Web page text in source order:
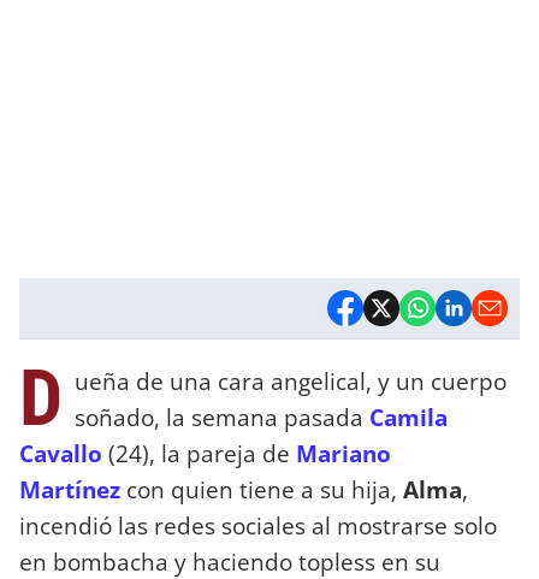
D ueña de una cara angelical, y un cuerpo
soñado, la semana pasada Camila
Cavallo (24), la pareja de Mariano
Martínez con quien tiene a su hija, Alma,
incendió las redes sociales al mostrarse solo
en bombacha y haciendo topless en su